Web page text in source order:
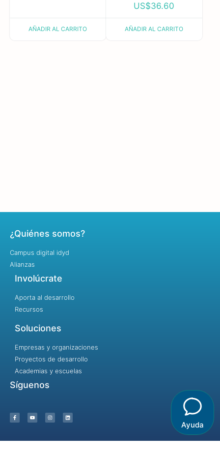
AÑADIR AL CARRITO
US$36.60
AÑADIR AL CARRITO
¿Quiénes somos?
Campus digital idyd
Alianzas
Involúcrate
Aporta al desarrollo
Recursos
Soluciones
Empresas y organizaciones
Proyectos de desarrollo
Academias y escuelas
Síguenos
Ayuda